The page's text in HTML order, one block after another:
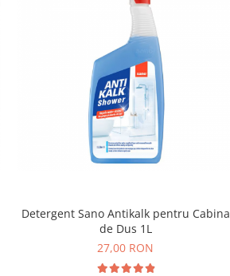
Detergent Sano Antikalk pentru Cabina
de Dus 1L
27,00 RON